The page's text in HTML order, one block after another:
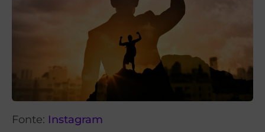
Fonte: Instagram